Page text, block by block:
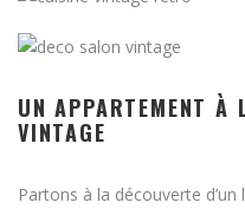
UN APPARTEMENT À
VINTAGE
Partons à la découverte d’un